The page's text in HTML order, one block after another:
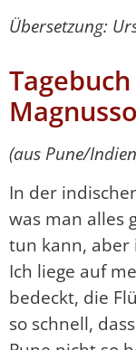
Übersetzung:
(aus Pune/
In der
was man alles
tun kann, aber
Ich liege auf
bedeckt, die
so schnell,